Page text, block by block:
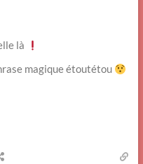
là
magique étoutétou